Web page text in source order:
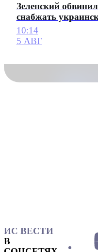
Зеленский
снабжать
10:14
5 АВГ
ИС ВЕСТИ
В